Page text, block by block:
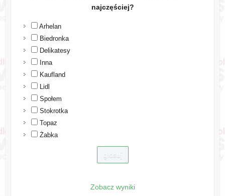
najczęściej?
Arhelan
Biedronka
Delikatesy
Inna
Kaufland
Lidl
Społem
Stokrotka
Topaz
Żabka
Zobacz wyniki